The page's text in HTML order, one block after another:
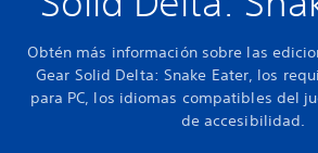
Obtén más información sobre las
Gear Solid Delta: Snake Eater, los
para PC, los idiomas compatibles del
de accesibilidad.